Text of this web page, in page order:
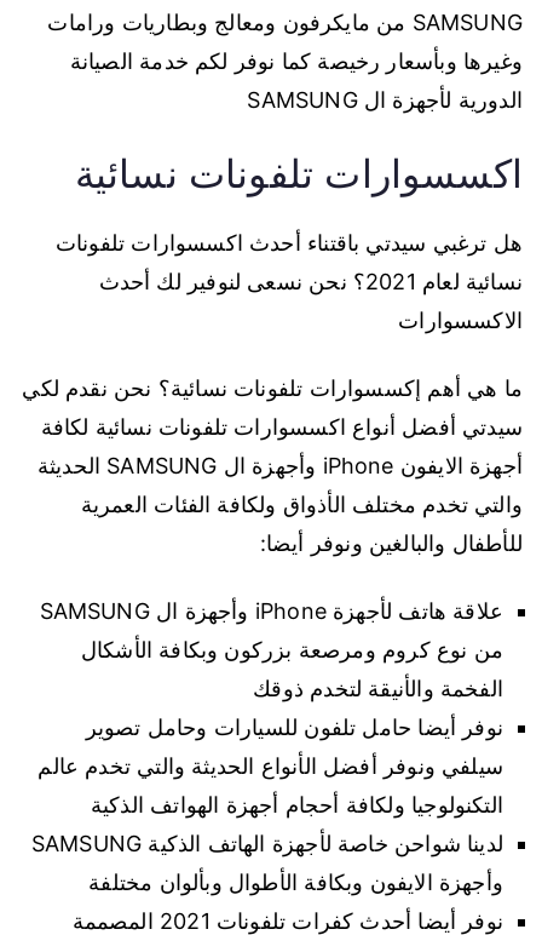
SAMSUNG من مايكرفون ومعالج وبطاريات ورامات
وغيرها وبأسعار رخيصة كما نوفر لكم خدمة الصيانة
الدورية لأجهزة ال SAMSUNG
اكسسوارات تلفونات نسائية
هل ترغبي سيدتي باقتناء أحدث اكسسوارات تلفونات
نسائية لعام 2021؟ نحن نسعى لنوفير لك أحدث
الاكسسوارات
ما هي أهم إكسسوارات تلفونات نسائية؟ نحن نقدم لكي
سيدتي أفضل أنواع اكسسوارات تلفونات نسائية لكافة
أجهزة الايفون iPhone وأجهزة ال SAMSUNG الحديثة
والتي تخدم مختلف الأذواق ولكافة الفئات العمرية
للأطفال والبالغين ونوفر أيضا:
علاقة هاتف لأجهزة iPhone وأجهزة ال SAMSUNG
من نوع كروم ومرصعة بزركون وبكافة الأشكال
الفخمة والأنيقة لتخدم ذوقك
نوفر أيضا حامل تلفون للسيارات وحامل تصوير
سيلفي ونوفر أفضل الأنواع الحديثة والتي تخدم عالم
التكنولوجيا ولكافة أحجام أجهزة الهواتف الذكية
لدينا شواحن خاصة لأجهزة الهاتف الذكية SAMSUNG
وأجهزة الايفون وبكافة الأطوال وبألوان مختلفة
نوفر أيضا أحدث كفرات تلفونات 2021 المصممة